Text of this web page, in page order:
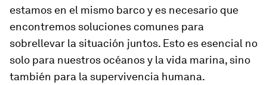
estamos en el mismo barco y es necesario que
encontremos soluciones comunes para
sobrellevar la situación juntos. Esto es esencial no
solo para nuestros océanos y la vida marina, sino
también para la supervivencia humana.